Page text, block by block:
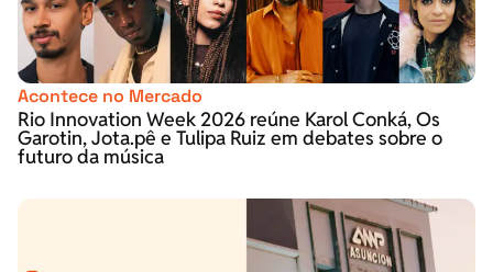
Acontece no Mercado
Rio Innovation Week 2026 reúne Karol Conká, Os
Garotin, Jota.pê e Tulipa Ruiz em debates sobre o
futuro da música